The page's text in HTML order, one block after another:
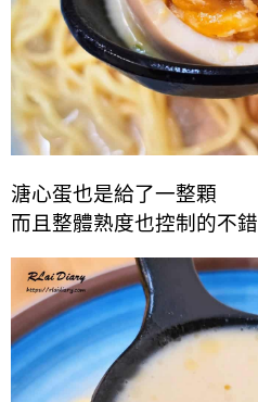
溏心蛋也是給了一整顆
而且整體熟度也控制的不錯